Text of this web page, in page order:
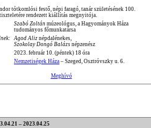
tótkomlósi festő, népi faragó, tanár születésének 100.
rendezett kiállítás megnyitója.
Szabó Zoltán múzeológus, a Hagyományok Háza
tudományos főmunkatársa
Agod Aliz népdalénekes,
Szokolay Dongó Balázs népzenész
2023. február 10. (péntek) 18 óra
Nemzetiségek Háza – Szeged, Osztróvszky u. 6.
Meghívó
– 2023.04.25